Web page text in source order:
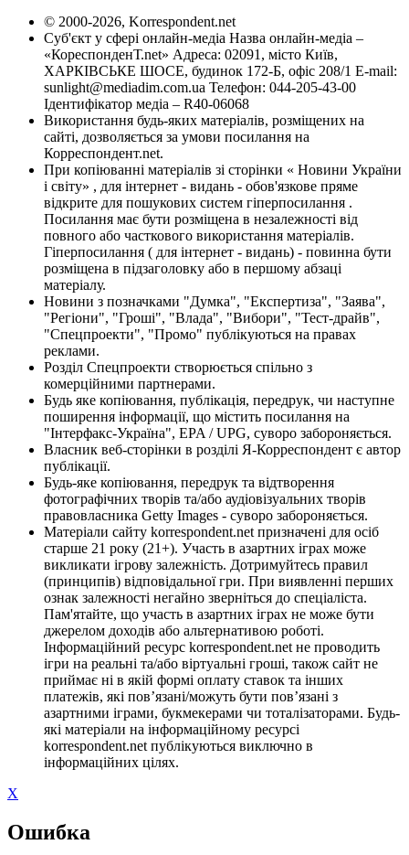
© 2000-2026, Korrespondent.net
Суб'єкт у сфері онлайн-медіа Назва онлайн-медіа –
«КореспонденТ.net» Адреса: 02091, місто Київ,
ХАРКІВСЬКЕ ШОСЕ, будинок 172-Б, офіс 208/1 E-mail:
sunlight@mediadim.com.ua Телефон: 044-205-43-00
Ідентифікатор медіа – R40-06068
Використання будь-яких матеріалів, розміщених на
сайті, дозволяється за умови посилання на
Корреспондент.net.
При копіюванні матеріалів зі сторінки « Новини України
і світу» , для інтернет - видань - обов'язкове пряме
відкрите для пошукових систем гіперпосилання .
Посилання має бути розміщена в незалежності від
повного або часткового використання матеріалів.
Гіперпосилання ( для інтернет - видань) - повинна бути
розміщена в підзаголовку або в першому абзаці
матеріалу.
Новини з позначками "Думка", "Експертиза", "Заява",
"Регіони", "Гроші", "Влада", "Вибори", "Тест-драйв",
"Спецпроекти", "Промо" публікуються на правах
реклами.
Розділ Спецпроекти створюється спільно з
комерційними партнерами.
Будь яке копіювання, публікація, передрук, чи наступне
поширення інформації, що містить посилання на
"Інтерфакс-Україна", EPA / UPG, суворо забороняється.
Власник веб-сторінки в розділі Я-Корреспондент є автор
публікації.
Будь-яке копіювання, передрук та відтворення
фотографічних творів та/або аудіовізуальних творів
правовласника Getty Images - суворо забороняється.
Матеріали сайту korrespondent.net призначені для осіб
старше 21 року (21+). Участь в азартних іграх може
викликати ігрову залежність. Дотримуйтесь правил
(принципів) відповідальної гри. При виявленні перших
ознак залежності негайно зверніться до спеціаліста.
Пам'ятайте, що участь в азартних іграх не може бути
джерелом доходів або альтернативою роботі.
Інформаційний ресурс korrespondent.net не проводить
ігри на реальні та/або віртуальні гроші, також сайт не
приймає ні в якій формі оплату ставок та інших
платежів, які пов’язані/можуть бути пов’язані з
азартними іграми, букмекерами чи тоталізаторами. Будь-
які матеріали на інформаційному ресурсі
korrespondent.net публікуються виключно в
інформаційних цілях.
X
Ошибка